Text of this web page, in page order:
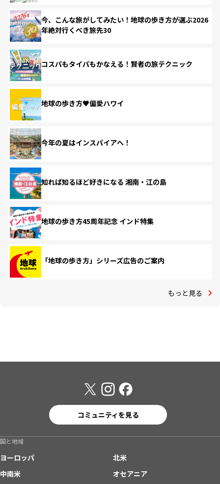
今、こんな旅がしてみたい！地球の歩き方が選ぶ2026
年絶対行くべき旅先30
コスパもタイパもかなえる！賢者の旅テクニック
地球の歩き方♥偏愛ハワイ
今年の夏はインスパイアへ！
知れば知るほど好きになる 湘南・江の島
地球の歩き方45周年記念 インド特集
「地球の歩き方」シリーズ広告のご案内
もっと見る
コミュニティを見る
国と地域
ヨーロッパ
北米
中南米
オセアニア